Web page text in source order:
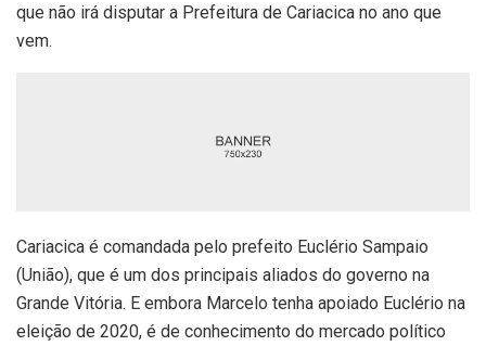
que não irá disputar a Prefeitura de Cariacica no ano que
vem.
Cariacica é comandada pelo prefeito Euclério Sampaio
(União), que é um dos principais aliados do governo na
Grande Vitória. E embora Marcelo tenha apoiado Euclério na
eleição de 2020, é de conhecimento do mercado político